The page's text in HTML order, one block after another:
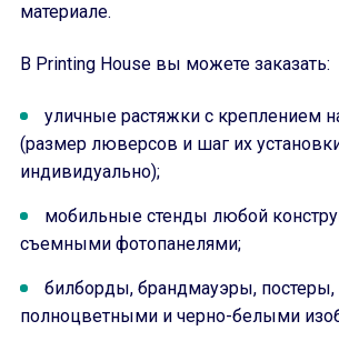
материале.
В Printing House вы можете заказать:
уличные растяжки с креплением
(размер люверсов и шаг их
индивидуально);
мобильные стенды любой
съемными фотопанелями;
билборды, брандмауэры, постеры,
полноцветными и черно-белыми